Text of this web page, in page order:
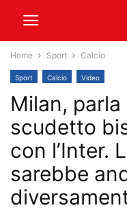
Home Sport Calcio
Sport Calcio Video
Milan,
scudetto
con l’Inter.
sarebbe